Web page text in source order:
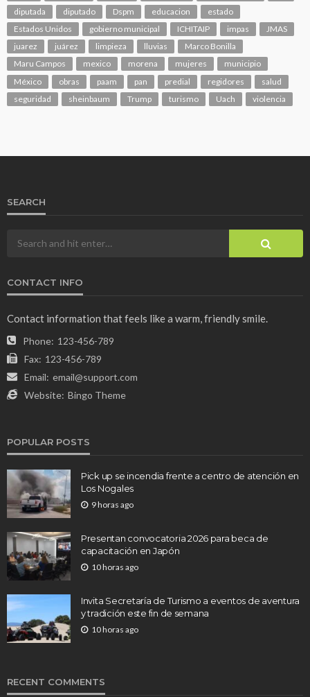
diputada
diputado Dspm educacion
estado
Estados Unidos
gobierno municipal ICHITAIP impas
JMAS
juarez
juárez limpieza lluvias
Marco Bonilla
Maru Campos
mexico morena mujeres
municipio
México
obras paam pan predial regidores
salud
seguridad
sheinbaum Trump turismo Uach violencia
SEARCH
CONTACT INFO
Contact information that feels like a warm, friendly smile.
Phone: 123-456-789
Fax: 123-456-789
Email: email@support.com
Website: Bingo Theme
POPULAR POSTS
Pick up se incendia frente a centro de atención en
Los Nogales
9 horas ago
Presentan convocatoria 2026 para beca de
capacitación en Japón
10 horas ago
Invita Secretaría de Turismo a eventos de aventura
y tradición este fin de semana
10 horas ago
RECENT COMMENTS